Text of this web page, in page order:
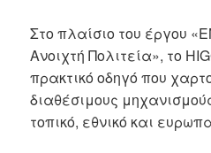
Στο πλαίσιο του έργου
Ανοιχτή Πολιτεία», το
πρακτικό οδηγό που
διαθέσιμους
τοπικό, εθνικό και